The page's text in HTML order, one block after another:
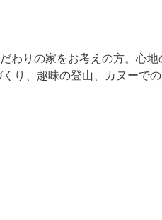
わりの家をお考えの方。心地
り、趣味の登山、カヌーで